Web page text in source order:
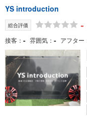
YS introduction
総合評価 -
接客 - 雰囲気 - アフター